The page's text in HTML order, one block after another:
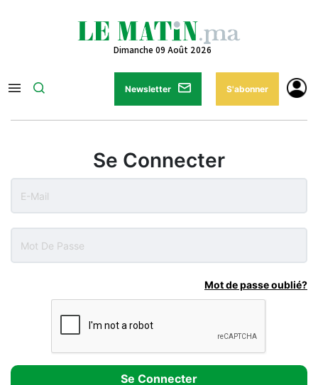
Dimanche 09 Août 2026
Newsletter S'abonner
Se Connecter
Mot de passe oublié?